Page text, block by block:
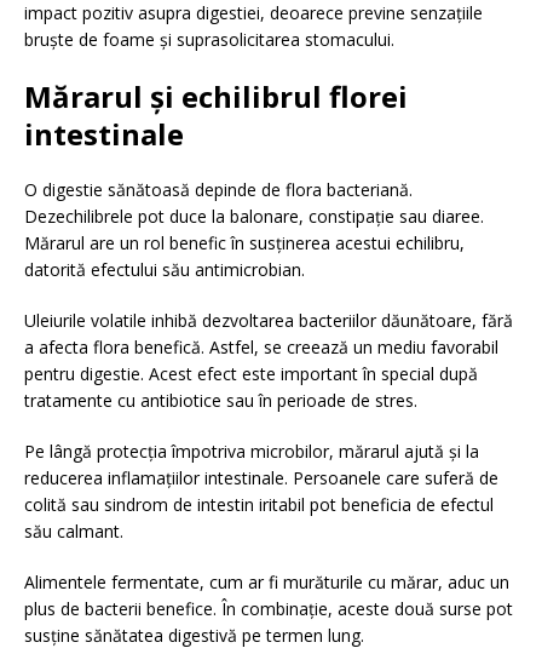
impact pozitiv asupra digestiei, deoarece previne senzațiile
bruște de foame și suprasolicitarea stomacului.
Mărarul și echilibrul florei
intestinale
O digestie sănătoasă depinde de flora bacteriană.
Dezechilibrele pot duce la balonare, constipație sau diaree.
Mărarul are un rol benefic în susținerea acestui echilibru,
datorită efectului său antimicrobian.
Uleiurile volatile inhibă dezvoltarea bacteriilor dăunătoare, fără
a afecta flora benefică. Astfel, se creează un mediu favorabil
pentru digestie. Acest efect este important în special după
tratamente cu antibiotice sau în perioade de stres.
Pe lângă protecția împotriva microbilor, mărarul ajută și la
reducerea inflamațiilor intestinale. Persoanele care suferă de
colită sau sindrom de intestin iritabil pot beneficia de efectul
său calmant.
Alimentele fermentate, cum ar fi murăturile cu mărar, aduc un
plus de bacterii benefice. În combinație, aceste două surse pot
susține sănătatea digestivă pe termen lung.